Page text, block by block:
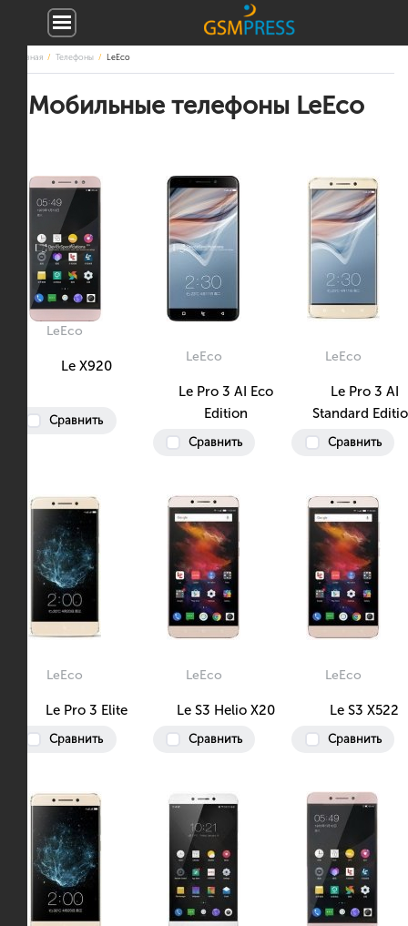
Главная Телефоны LeEco
Мобильные телефоны LeEco
LeEco
Le X920
Сравнить
LeEco
Le Pro 3 AI Eco
Edition
Сравнить
LeEco
Le Pro 3 AI
Standard
Сравнить
LeEco
Le Pro 3 Elite
Сравнить
LeEco
Le S3 Helio X20
Сравнить
LeEco
Le S3 X522
Сравнить